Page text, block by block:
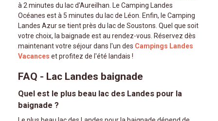
à 2 minutes du lac d'Aureilhan. Le Camping Landes
Océanes est à 5 minutes du lac de Léon. Enfin, le Camping
Landes Azur se tient près du lac de Soustons. Quel que soit
votre choix, la baignade est au rendez-vous. Réservez dès
maintenant votre séjour dans l'un des Campings Landes
Vacances et profitez de l'été landais !
FAQ - Lac Landes baignade
Quel est le plus beau lac des Landes pour la
baignade ?